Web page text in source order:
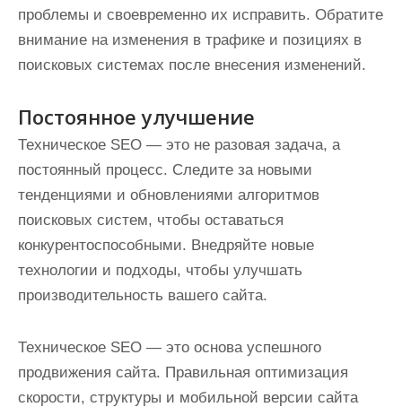
проблемы и своевременно их исправить. Обратите
внимание на изменения в трафике и позициях в
поисковых системах после внесения изменений.
Постоянное улучшение
Техническое SEO — это не разовая задача, а
постоянный процесс. Следите за новыми
тенденциями и обновлениями алгоритмов
поисковых систем, чтобы оставаться
конкурентоспособными. Внедряйте новые
технологии и подходы, чтобы улучшать
производительность вашего сайта.
Техническое SEO — это основа успешного
продвижения сайта. Правильная оптимизация
скорости, структуры и мобильной версии сайта